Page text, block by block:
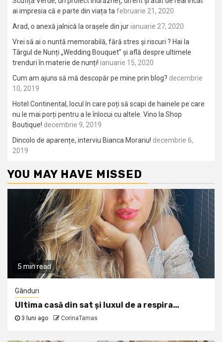
ai impresia că e parte din viața ta februarie 21, 2020
Arad, o anexă jalnică la orașele din jurianuarie 27, 2020
Vrei să ai o nuntă memorabilă, fără stres și riscuri ? Hai la
Târgul de Nunți „Wedding Bouquet” și află despre ultimele
trenduri în materie de nunți! ianuarie 15, 2020
Cum am ajuns să mă descopăr pe mine prin blog? decembrie
10, 2019
Hotel Continental, locul în care poți să scapi de hainele pe care
nu le mai porți pentru a le înlocui cu altele. Vino la Shop
Boutique! decembrie 9, 2019
Dincolo de aparențe, interviu Bianca Morariu! decembrie 6,
2019
YOU MAY HAVE MISSED
5 min read
Gânduri
Ultima casă din sat și luxul de a respira…
3 luni ago CorinaTamas